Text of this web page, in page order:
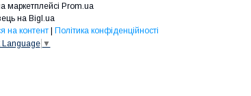
маркетплейсі Prom.ua
на Bigl.ua
на контент | Політика конфіденційності
Language ▼